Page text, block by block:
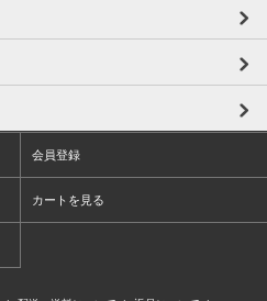
会員登録
カートを見る